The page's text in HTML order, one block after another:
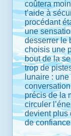
coûtera
t’aide à
procédant
une
desserrer le
choisis une
bout de la
trop de
lunaire :
précis de la
circuler
devient plus
de